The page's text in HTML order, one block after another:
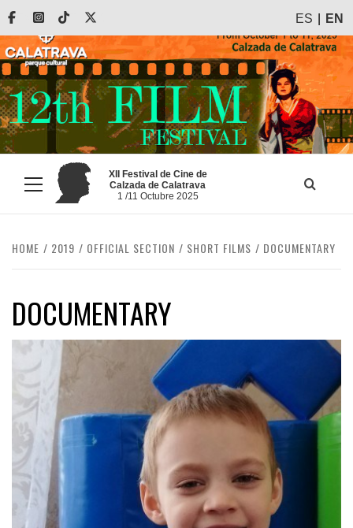
Skip
content
FacebookInstagram
Tiktok ES EN
Primary
Menu
XII Festival de Cine de
Calzada de Calatrava
1 /11 Octubre 2025
HOME 2019 OFFICIAL SECTION SHORT FILMS DOCUMENTARY
DOCUMENTARY